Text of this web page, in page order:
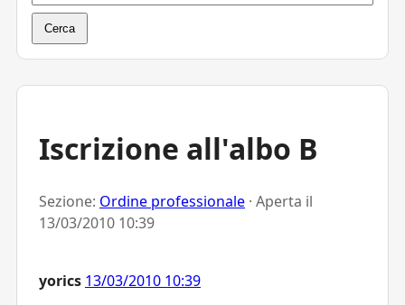
Iscrizione all'albo B
Sezione: Ordine professionale · Aperta il
13/03/2010 10:39
yorics 13/03/2010 10:39
Cerca